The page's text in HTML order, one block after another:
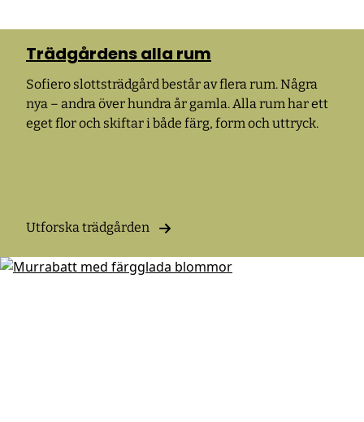
Trädgårdens alla rum
Sofiero slottsträdgård består av flera rum. Några
nya – andra över hundra år gamla. Alla rum har ett
eget flor och skiftar i både färg, form och uttryck.
Utforska trädgården